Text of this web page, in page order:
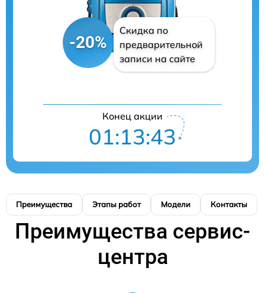
-20%
Скидка по
предварительной
записи на сайте
Конец акции
01:13:42
Преимущества Этапы работ Модели Контакты
Преимущества сервис-
центра